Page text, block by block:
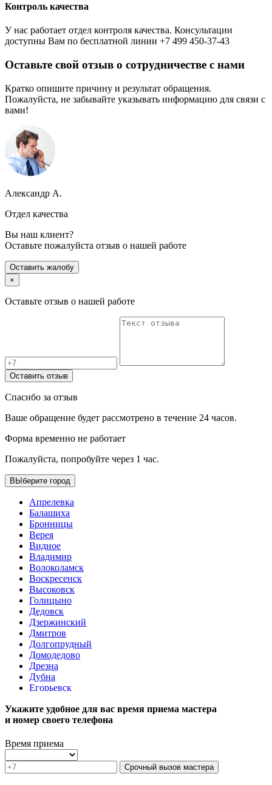
Контроль качества
У нас работает отдел контроля качества. Консультации
доступны Вам по бесплатной линии +7 499 450-37-43
Оставьте свой отзыв о сотрудничестве с нами
Кратко опишите причину и результат обращения.
Пожалуйста, не забывайте указывать информацию для связи с
вами!
Александр А.
Отдел качества
Вы наш клиент?
Оставьте пожалуйста отзыв о нашей работе
Оставить жалобу
×
Оставьте отзыв о нашей работе
Оставить отзыв
Спасибо за отзыв
Ваше обращение будет рассмотрено в течение 24 часов.
Форма временно не работает
Пожалуйста, попробуйте через 1 час.
ВЫберите город
Апрелевка
Балашиха
Бронницы
Верея
Видное
Владимир
Волоколамск
Воскресенск
Высоковск
Голицыно
Дедовск
Дзержинский
Дмитров
Долгопрудный
Домодедово
Дрезна
Дубна
Егорьевск
Жуковский
Зарайск
Зеленоград
Ивантеевка
Истра
Кашира
Укажите удобное для вас время приема мастера
и номер своего телефона
Время приема
Срочный вызов мастера